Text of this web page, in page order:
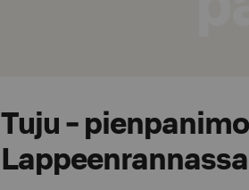
Tuju -
Lappeenrannassa